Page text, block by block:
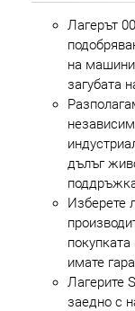
Лагерът
на
загубата
дълъг
Изберете
имате
Лагерите
заедно с